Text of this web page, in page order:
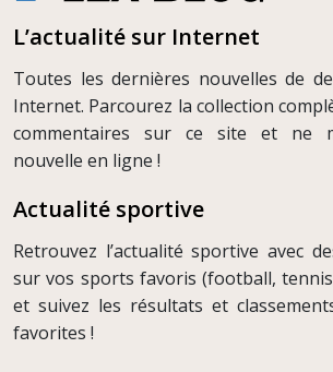
L’actualité sur Internet
Toutes les dernières nouvelles de
Internet. Parcourez la collection
commentaires sur ce site et ne
nouvelle en ligne !
Actualité sportive
Retrouvez l’actualité sportive avec
sur vos sports favoris (football,
et suivez les résultats et
favorites !